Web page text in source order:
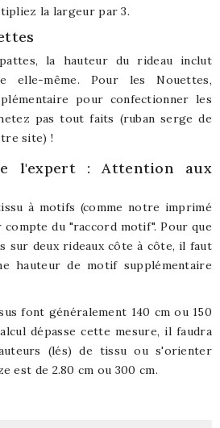
la largeur par 3.
la hauteur du rideau inclut
elle-même. Pour les Nouettes,
pour confectionner les
pas tout faits (ruban serge de
site) !
l'expert : Attention aux
à motifs (comme notre imprimé
du "raccord motif". Pour que
sur deux rideaux côte à côte, il faut
hauteur de motif supplémentaire
font généralement 140 cm ou 150
dépasse cette mesure, il faudra
(lés) de tissu ou s'orienter
est de 2.80 cm ou 300 cm.